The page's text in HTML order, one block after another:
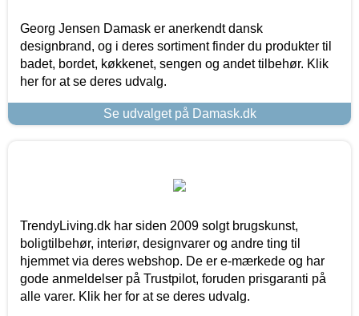
Georg Jensen Damask er anerkendt dansk
designbrand, og i deres sortiment finder du produkter til
badet, bordet, køkkenet, sengen og andet tilbehør. Klik
her for at se deres udvalg.
Se udvalget på Damask.dk
TrendyLiving.dk har siden 2009 solgt brugskunst,
boligtilbehør, interiør, designvarer og andre ting til
hjemmet via deres webshop. De er e-mærkede og har
gode anmeldelser på Trustpilot, foruden prisgaranti på
alle varer. Klik her for at se deres udvalg.